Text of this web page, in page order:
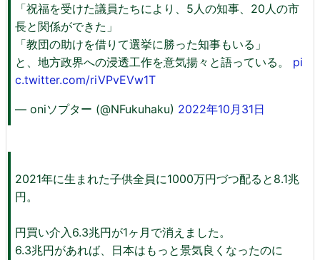
「祝福を受けた議員たちにより、5人の知事、20人の市
長と関係ができた」
「教団の助けを借りて選挙に勝った知事もいる」
と、地方政界への浸透工作を意気揚々と語っている。 pi
c.twitter.com/riVPvEVw1T
— oniソプター (@NFukuhaku) 2022年10月31日
2021年に生まれた子供全員に1000万円づつ配ると8.1兆
円。
円買い介入6.3兆円が1ヶ月で消えました。
6.3兆円があれば、日本はもっと景気良くなったのに